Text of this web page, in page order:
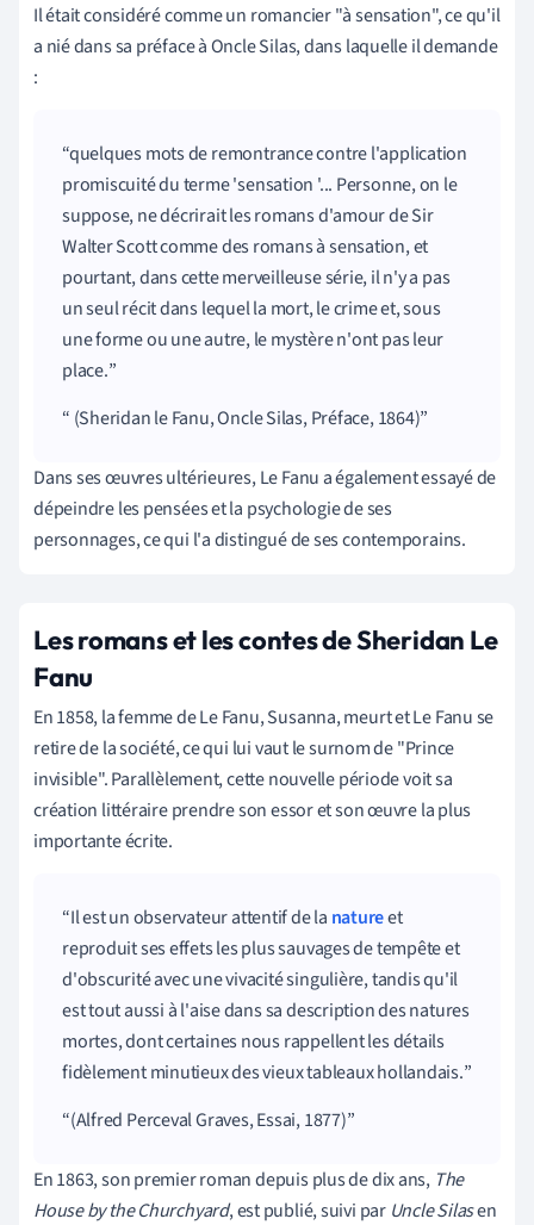
Il était considéré comme un romancier "à sensation", ce qu'il
a nié dans sa préface à Oncle Silas, dans laquelle il demande
:
quelques mots de remontrance contre l'application
promiscuité du terme'sensation '... Personne, on le
suppose, ne décrirait les romans d'amour de Sir
Walter Scott comme des romans à sensation, et
pourtant, dans cette merveilleuse série, il n'y a pas
un seul récit dans lequel la mort, le crime et, sous
une forme ou une autre, le mystère n'ont pas leur
place.
(Sheridan le Fanu, Oncle Silas, Préface, 1864)
Dans ses œuvres ultérieures, Le Fanu a également essayé de
dépeindre les pensées et la psychologie de ses
personnages, ce qui l'a distingué de ses contemporains.
Les romans et les contes de Sheridan Le
Fanu
En 1858, la femme de Le Fanu, Susanna, meurt et Le Fanu se
retire de la société, ce qui lui vaut le surnom de "Prince
invisible". Parallèlement, cette nouvelle période voit sa
création littéraire prendre son essor et son œuvre la plus
importante écrite.
Il est un observateur attentif de la natureet
reproduit ses effets les plus sauvages de tempête et
d'obscurité avec une vivacité singulière, tandis qu'il
est tout aussi à l'aise dans sa description des natures
mortes, dont certaines nous rappellent les détails
fidèlement minutieux des vieux tableaux hollandais.
(Alfred Perceval Graves, Essai, 1877)
En 1863, son premier roman depuis plus de dix ans, The
House by the Churchyard, est publié, suivi par Uncle Silasen